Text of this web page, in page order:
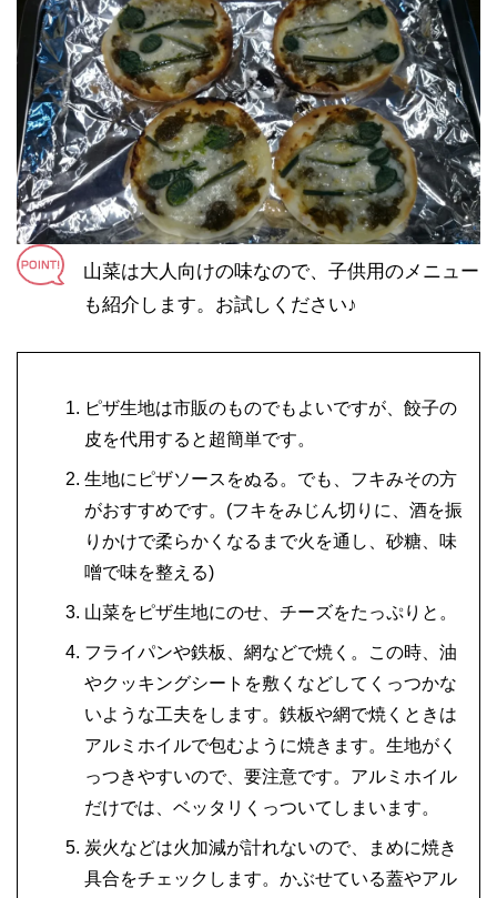
山菜は大人向けの味なので、子供用のメニュー
も紹介します。お試しください♪
ピザ生地は市販のものでもよいですが、餃子の
皮を代用すると超簡単です。
生地にピザソースをぬる。でも、フキみその方
がおすすめです。(フキをみじん切りに、酒を振
りかけで柔らかくなるまで火を通し、砂糖、味
噌で味を整える)
山菜をピザ生地にのせ、チーズをたっぷりと。
フライパンや鉄板、網などで焼く。この時、油
やクッキングシートを敷くなどしてくっつかな
いような工夫をします。鉄板や網で焼くときは
アルミホイルで包むように焼きます。生地がく
っつきやすいので、要注意です。アルミホイル
だけでは、ベッタリくっついてしまいます。
炭火などは火加減が計れないので、まめに焼き
具合をチェックします。かぶせている蓋やアル